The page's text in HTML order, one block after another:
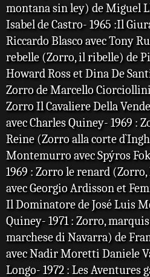
montana sin ley) de Miguel
Isabel de Castro- 1965 :Il
Riccardo Blasco avec Tony
rebelle (Zorro, il ribelle) de
Howard Ross et Dina De
Zorro de Marcello Ciorciollini
Zorro Il Cavaliere Della
avec Charles Quiney- 1969 :
Reine (Zorro alla corte
Montemurro avec Spýros
1969 : Zorro le renard
avec Georgio Ardisson et
Il Dominatore de José Luis
Quiney- 1971 : Zorro,
marchese di Navarra) de
avec Nadir Moretti Daniele
Longo- 1972 : Les Aventures